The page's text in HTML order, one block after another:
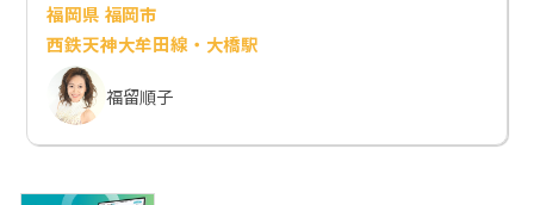
福岡県 福岡市
西鉄天神大牟田線・大橋駅
福留順子